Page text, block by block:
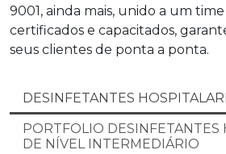
9001, ainda mais, unido a um
certificados e capacitados,
seus clientes de ponta a ponta.
DESINFETANTES
PORTFOLIO DESINFETANTES
DE NÍVEL INTERMEDIÁRIO